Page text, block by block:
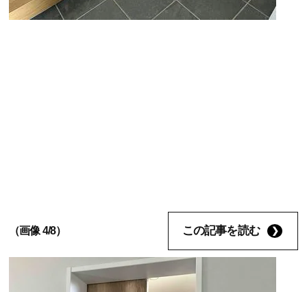
（画像 4/8） この記事を読む